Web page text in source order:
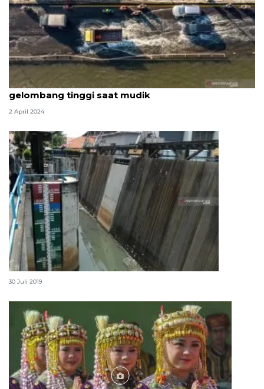
BNPB: Pantai utara dan selatan berpotensi
gelombang tinggi saat mudik
2 April 2024
Pintu Air Pasar Ikan Jakarta Utara siaga dua
30 Juli 2019